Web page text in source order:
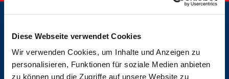
Diese Webseite verwendet Cookies
Wir verwenden Cookies, um Inhalte und Anzeigen zu
personalisieren, Funktionen für soziale Medien anbieten
zu können und die Zugriffe auf unsere Website zu
Kanbour,
Entdecken
Kane, John
Entdecken